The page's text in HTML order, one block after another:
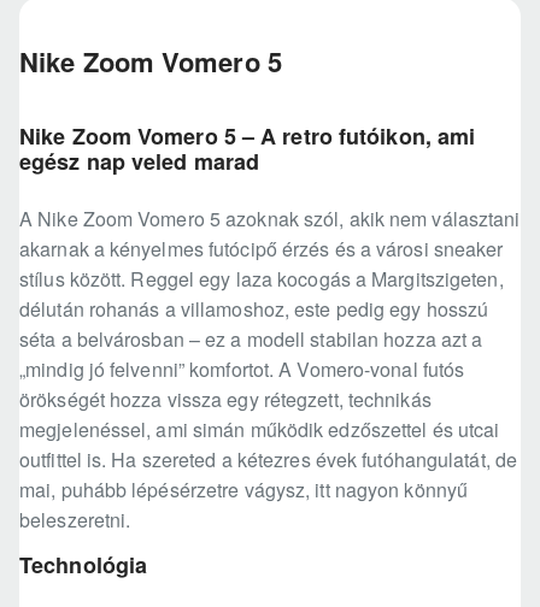
Nike Zoom Vomero 5
Nike Zoom Vomero 5 – A retro futóikon, ami
egész nap veled marad
A Nike Zoom Vomero 5 azoknak szól, akik nem választani
akarnak a kényelmes futócipő érzés és a városi sneaker
stílus között. Reggel egy laza kocogás a Margitszigeten,
délután rohanás a villamoshoz, este pedig egy hosszú
séta a belvárosban – ez a modell stabilan hozza azt a
„mindig jó felvenni” komfortot. A Vomero-vonal futós
örökségét hozza vissza egy rétegzett, technikás
megjelenéssel, ami simán működik edzőszettel és utcai
outfittel is. Ha szereted a kétezres évek futóhangulatát, de
mai, puhább lépésérzetre vágysz, itt nagyon könnyű
beleszeretni.
Technológia